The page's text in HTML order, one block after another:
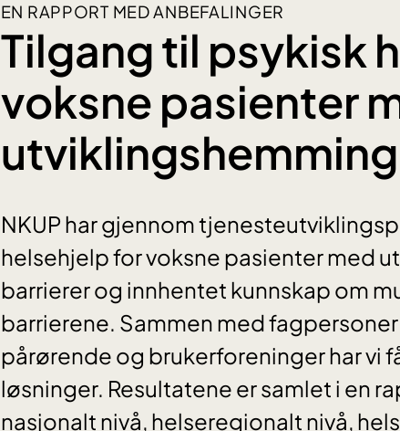
EN RAPPORT MED ANBEFALINGER
Tilgang til psykisk
voksne pasienter
utviklingshemming
NKUP har gjennom
helsehjelp for voksne pasienter med
barrierer og innhentet kunnskap om
barrierene. Sammen med
pårørende og brukerforeninger har vi
løsninger. Resultatene er samlet i en
nasjonalt nivå, helseregionalt nivå,